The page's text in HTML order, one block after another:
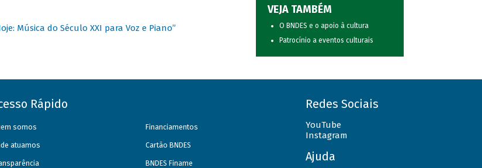
Música do Século XXI para Voz e Piano”
VEJA TAMBÉM
O BNDES e o apoio à cultura
Patrocínio a eventos culturais
Rápido
somos
atuamos
Financiamentos
Cartão BNDES
BNDES Finame
Redes Sociais
YouTube
Instagram
Ajuda